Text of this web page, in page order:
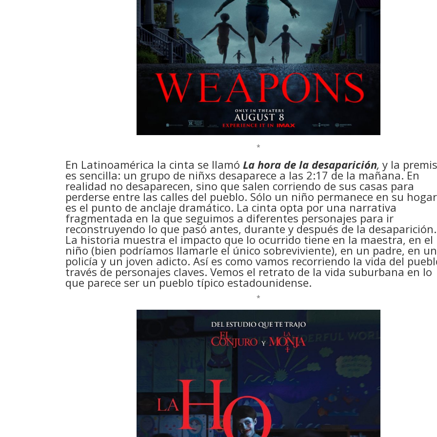
*
En Latinoamérica la cinta se llamó La hora de la desaparición,y la
es sencilla: un grupo de niñxs desaparece a las 2:17 de la mañana. En
realidad no desaparecen, sino que salen corriendo de sus casas para
perderse entre las calles del pueblo. Sólo un niño permanece en su
es el punto de anclaje dramático. La cinta opta por una narrativa
fragmentada en la que seguimos a diferentes personajes para ir
reconstruyendo lo que pasó antes, durante y después de la desaparición.
La historia muestra el impacto que lo ocurrido tiene en la maestra, en el
niño (bien podríamos llamarle el único sobreviviente), en un padre, en un
policía y un joven adicto. Así es como vamos recorriendo la vida del
través de personajes claves. Vemos el retrato de la vida suburbana en lo
que parece ser un pueblo típico estadounidense.
*